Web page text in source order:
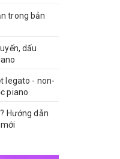
trong bản
dấu
legato - non-
piano
Hướng dẫn